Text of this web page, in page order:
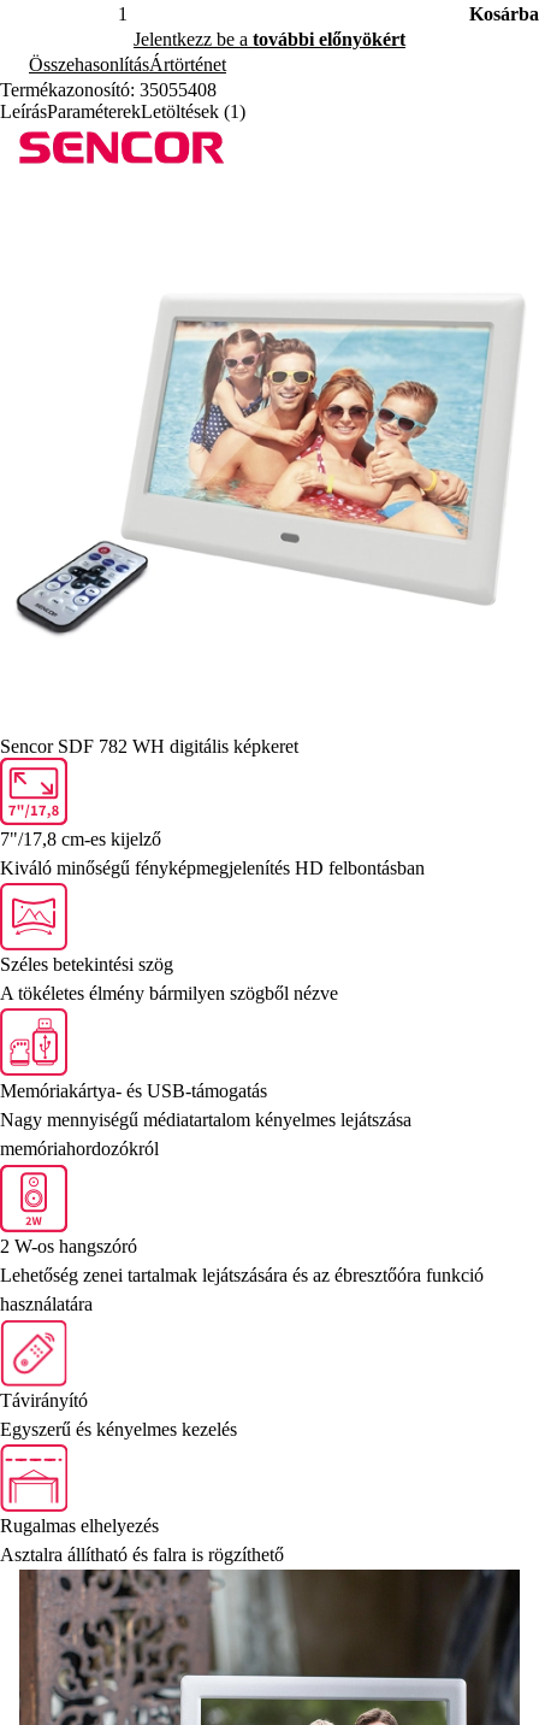
Kosárba
Jelentkezz be a további előnyökért
ÖsszehasonlításÁrtörténet
Termékazonosító: 35055408
LeírásParaméterekLetöltések (1)
Sencor SDF 782 WH digitális képkeret
7"/17,8 cm-es kijelző
Kiváló minőségű fényképmegjelenítés HD felbontásban
Széles betekintési szög
A tökéletes élmény bármilyen szögből nézve
Memóriakártya- és USB-támogatás
Nagy mennyiségű médiatartalom kényelmes lejátszása
memóriahordozókról
2 W-os hangszóró
Lehetőség zenei tartalmak lejátszására és az ébresztőóra funkció
használatára
Távirányító
Egyszerű és kényelmes kezelés
Rugalmas elhelyezés
Asztalra állítható és falra is rögzíthető